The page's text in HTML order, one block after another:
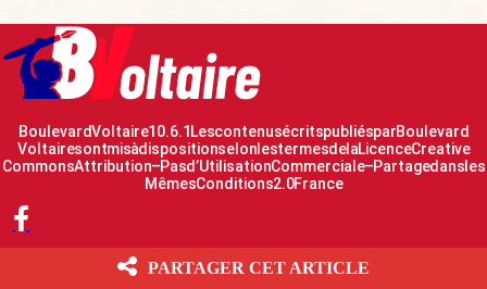
Boulevard Voltaire 10.6.1 Les contenus écrits publiés par Boulevard
Voltaire sont mis à disposition selon les termes de la Licence Creative
Commons Attribution – Pas d’Utilisation Commerciale – Partage dans les
Mêmes Conditions 2.0 France
PARTAGER CET ARTICLE